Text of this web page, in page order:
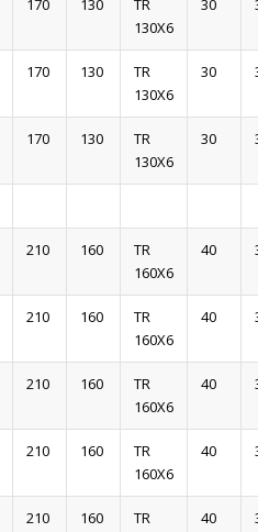
170 130
TR
130X6
30
170 130
TR
130X6
30
170 130
TR
130X6
30
210 160
TR
160X6
40
210 160
TR
160X6
40
210 160
TR
160X6
40
210 160
TR
160X6
40
210 160
TR
40